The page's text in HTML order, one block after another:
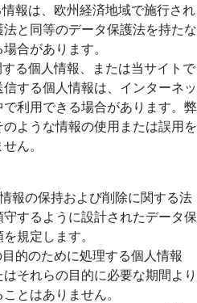
報は、欧州経済地域で施行され
と同等のデータ保護法を持たな
合があります。
る個人情報、または当サイトで
する個人情報は、インターネッ
で利用できる場合があります。弊
ような情報の使用または誤用を
ん。
報の保持および削除に関する法
するように設計されたデータ保
規定します。
的のために処理する個人情報
それらの目的に必要な期間より
とはありません。